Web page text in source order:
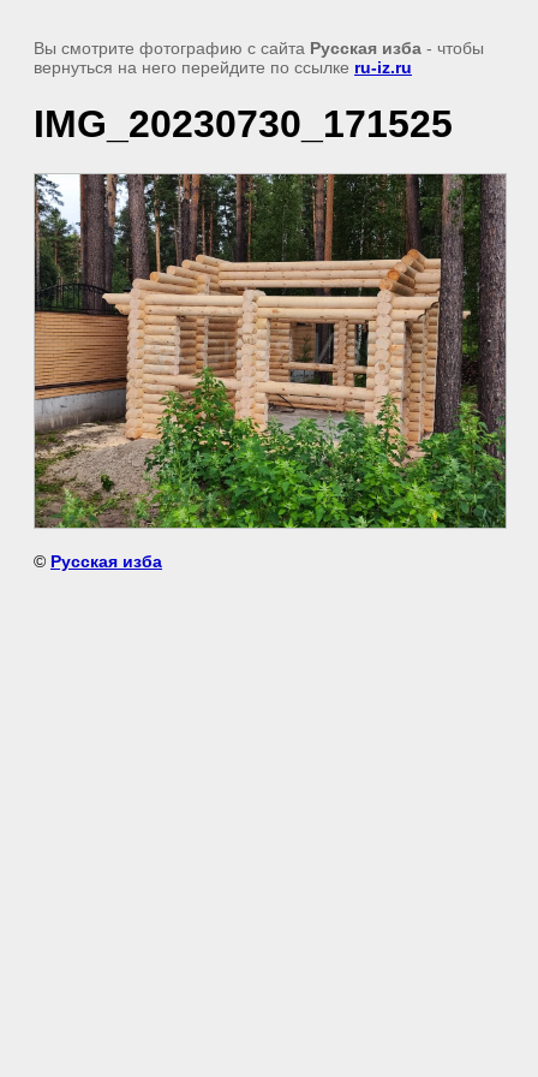
Вы смотрите фотографию с сайта Русская изба - чтобы
вернуться на него перейдите по ссылке ru-iz.ru
IMG_20230730_171525
© Русская изба